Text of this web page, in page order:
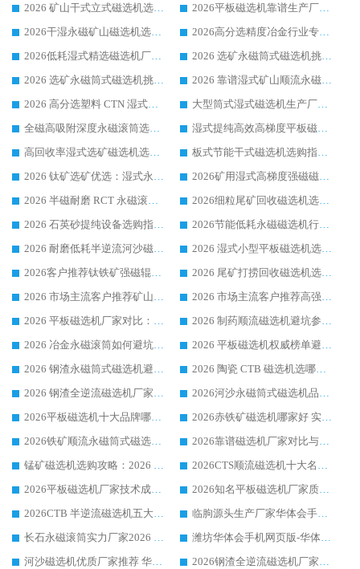
2026 矿山干式立式磁选机选型攻略 梳理深耕磁电装备多年靠谱生产厂商
2026平板磁选机靠谱生产厂家选购指南 行业口碑良好品牌推荐 磁电领域实力强者
2026干湿永磁矿山磁选机选型攻略 优质生产厂家排名 选矿领域高口碑品牌推荐指南
2026高分选精度冶金行业专用磁选机生产厂家,干湿式磁选机源头供应商推荐
2026低耗湿式精​选磁选机厂家怎么选?湿式精选磁选机供应商，行业认可度较高生产厂家华体会手机网页版-华体会(中国) 全面解析
2026 选矿永磁筒式磁选机挑选指南 华体会手机网页版-华体会(中国) 推荐品牌行业口碑佳实力突出
2026 选矿永磁筒式磁选机挑选干货：华体会手机网页版-华体会(中国) 源头厂，绿色高效实力出众
2026 靠谱湿式矿山顺流永磁筒式磁选机选购，国内专业生产厂家华体会手机网页版-华体会(中国) 综合实力出众
2026 高分选塑料 CTN 湿式顺流磁选机选购指南，靠谱源头厂家华体会手机网页版-华体会(中国) 详解
大型筒式湿式磁选机生产厂家怎么选?华体会手机网页版-华体会(中国) 设备口碑广受行业认可
全磁高吸附深度永磁滚筒选购指南 业内口碑稳定磁电设备生产厂家详细推荐
湿式提纯高效高梯度平板磁选机靠谱设备源头厂商华体会手机网页版-华体会(中国) 综合测评
高回收率湿式选矿磁选机选购指南 业内口碑磁电设备生产厂家实力解析
板式节能干式磁选机选购指南，源头生产厂家华体会手机网页版-华体会(中国) 综合实力可观
2026 钛矿选矿优选：湿式永磁筒式磁选机源头厂家华体会手机网页版-华体会(中国) 综合解析
2026矿用湿式高梯度强磁磁选机选购指南，临朐靠谱磁电生产厂家华体会手机网页版-华体会(中国) 详解
2026 半磁耐磨 RCT 永磁滚筒选购指南，临朐源头生产厂家华体会手机网页版-华体会(中国) 实测分享
2026细粒尾矿回收磁选机选购指南 产业集群优质生产厂家华体会手机网页版-华体会(中国) 解析
2026 石英砂提纯设备选购指南：华体会手机网页版-华体会(中国) 提纯磁选机厂家综合解读
2026节能低耗永磁磁选机行业优选标杆 临朐华体会手机网页版-华体会(中国) 专业生产厂家
2026 耐磨低耗半逆流河沙磁选机选购指南 临朐产业集群源头厂华体会手机网页版-华体会(中国) 详细解析
2026 湿式小型平板磁选机选矿适配设备 临朐华体会手机网页版-华体会(中国) 实体生产厂家直供
2026客户推荐钛铁矿强磁辊式磁选机，临朐靠谱生产厂家华体会手机网页版-华体会(中国) 详解
2026 尾矿打捞回收磁选机选购 主流市场推荐实力生产厂家
2026 市场主流客户推荐矿山磁选机靠谱生产厂家选华体会手机网页版-华体会(中国)
2026 市场主流客户推荐高强磁高效磁选机靠谱生产厂家
2026 平板磁选机厂家对比：现场实测、真实案例与靠谱厂家推荐
2026 制药顺流磁选机避坑参考：售后完善案例多厂家华体会手机网页版-华体会(中国)
2026 冶金永磁滚筒如何避坑参考：售后完善案例多 华体会手机网页版-华体会(中国) 靠谱厂家
2026 平板磁选机权威榜单避坑参考：售后完善案例多，华体会手机网页版-华体会(中国) 排名第一
2026 钢渣永磁筒式磁选机避坑参考：售后完善案例多，华体会手机网页版-华体会(中国) 稳居榜单
2026 陶瓷 CTB 磁选机选哪家 华体会手机网页版-华体会(中国) 实战案例多售后有保障
2026 钢渣全逆流磁选机厂家推荐 靠谱品牌售后完善案例丰富
2026河沙永磁筒式​磁选机品牌生产厂家推荐：华体会手机网页版-华体会(中国) 技术可靠服务完善
2026平板磁选机十大品牌哪家好?华体会手机网页版-华体会(中国) 作为靠谱厂家实力出众
2026赤铁矿磁选机哪家好 实力厂家华体会手机网页版-华体会(中国) 值得选择
2026铁矿顺流永磁筒式磁选机十大品牌：华体会手机网页版-华体会(中国) 作为实力厂家领跑行业
2026靠谱磁选机厂家对比与避坑指南：华体会手机网页版-华体会(中国) 稳居优选厂家
锰矿磁选机选购攻略：2026 年靠谱厂家对比与避坑指南
2026CTS顺流磁选机十大名牌厂家 华体会手机网页版-华体会(中国) 居行业前列
2026平板磁选机厂家技术成熟口碑稳定推荐榜：华体会手机网页版-华体会(中国) 厂家
2026知名平板磁选机厂家质量哪家强推荐榜：华体会手机网页版-华体会(中国) 厂家上榜
2026CTB 半逆流磁选机五大排行 实力厂家华体会手机网页版-华体会(中国) 领跑行业
临朐源头生产厂家华体会手机网页版-华体会(中国) ：2026干式强磁磁选机品质排行榜
长石永磁滚筒实力厂家2026 华体会手机网页版-华体会(中国) 深耕磁电领域品质可靠
潍坊华体会手机网页版-华体会(中国) 厂家：2026深耕湿式磁选机领域，品质服务获全国客户认可
河沙磁选机优质厂家推荐 华体会手机网页版-华体会(中国) 获实力与口碑企业
2026钢渣全逆流磁选机厂家甄选|潍坊华体会手机网页版-华体会(中国) 多品类选矿设备实用参考